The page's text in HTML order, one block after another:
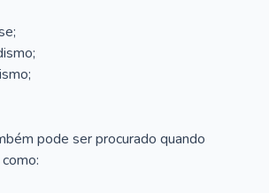
pode ser procurado quando